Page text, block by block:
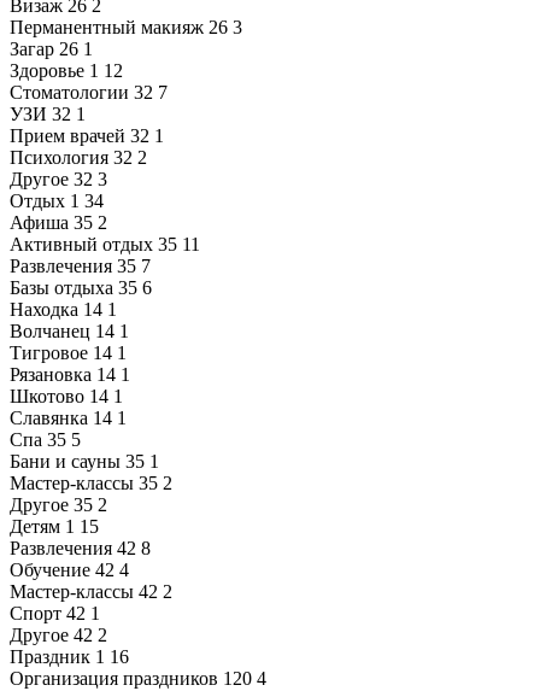
Визаж 26 2
Перманентный макияж 26 3
Загар 26 1
Здоровье 1 12
Стоматологии 32 7
УЗИ 32 1
Прием врачей 32 1
Психология 32 2
Другое 32 3
Отдых 1 34
Афиша 35 2
Активный отдых 35 11
Развлечения 35 7
Базы отдыха 35 6
Находка 14 1
Волчанец 14 1
Тигровое 14 1
Рязановка 14 1
Шкотово 14 1
Славянка 14 1
Спа 35 5
Бани и сауны 35 1
Мастер-классы 35 2
Другое 35 2
Детям 1 15
Развлечения 42 8
Обучение 42 4
Мастер-классы 42 2
Спорт 42 1
Другое 42 2
Праздник 1 16
Организация праздников 120 4